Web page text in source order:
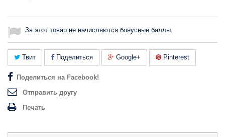
За этот товар не начисляются бонусные баллы.
Твит Поделиться Google+ Pinterest
Поделиться на Facebook!
Отправить другу
Печать